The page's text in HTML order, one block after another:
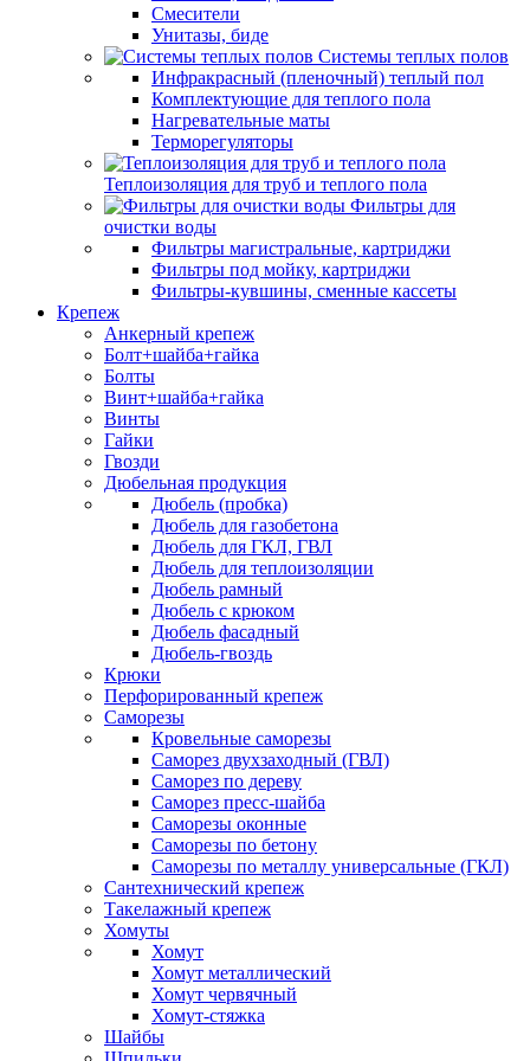
Смесители
Унитазы, биде
Системы теплых полов
Инфракрасный (пленочный) теплый пол
Комплектующие для теплого пола
Нагревательные маты
Терморегуляторы
Теплоизоляция для труб и теплого пола
Фильтры для
очистки воды
Фильтры магистральные, картриджи
Фильтры под мойку, картриджи
Фильтры-кувшины, сменные кассеты
Крепеж
Анкерный крепеж
Болт+шайба+гайка
Болты
Винт+шайба+гайка
Винты
Гайки
Гвозди
Дюбельная продукция
Дюбель (пробка)
Дюбель для газобетона
Дюбель для ГКЛ, ГВЛ
Дюбель для теплоизоляции
Дюбель рамный
Дюбель с крюком
Дюбель фасадный
Дюбель-гвоздь
Крюки
Перфорированный крепеж
Саморезы
Кровельные саморезы
Саморез двухзаходный (ГВЛ)
Саморез по дереву
Саморез пресс-шайба
Саморезы оконные
Саморезы по бетону
Саморезы по металлу универсальные (ГКЛ)
Сантехнический крепеж
Такелажный крепеж
Хомуты
Хомут
Хомут металлический
Хомут червячный
Хомут-стяжка
Шайбы